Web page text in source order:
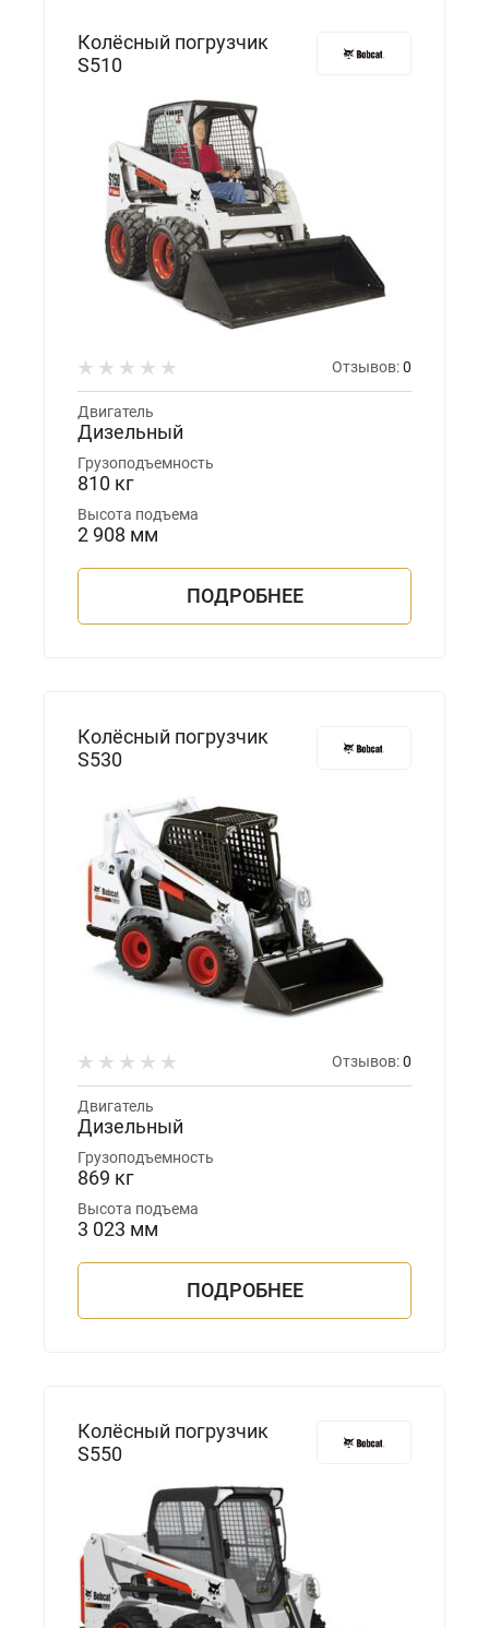
Колёсный погрузчик
S510
Отзывов:0
Двигатель
Дизельный
Грузоподъемность
810 кг
Высота подъема
2 908 мм
ПОДРОБНЕЕ
Колёсный погрузчик
S530
Отзывов:0
Двигатель
Дизельный
Грузоподъемность
869 кг
Высота подъема
3 023 мм
ПОДРОБНЕЕ
Колёсный погрузчик
S550